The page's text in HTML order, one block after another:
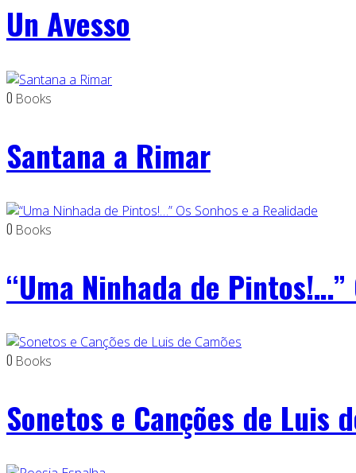
Un Avesso
0 Books
Santana a Rimar
0 Books
“Uma Ninhada de
0 Books
Sonetos e Canções de Luis